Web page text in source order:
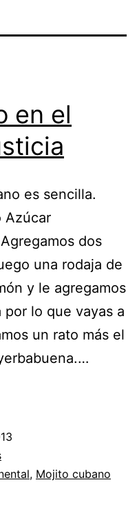
en el
es sencilla.
Azúcar
dos
una rodaja de
y le agregamos
por lo que vayas a
un rato más el
, Mojito cubano